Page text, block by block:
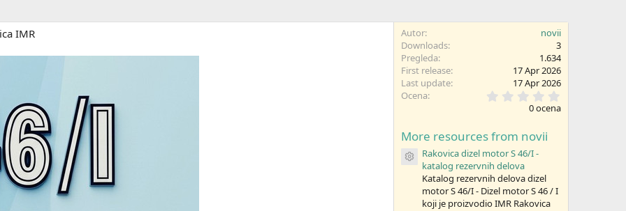
IMR Autor
novii
Downloads
3
Pregleda
1.634
First release
17 Apr 2026
Last update
17 Apr 2026
Ocena
,
0
0 ocena
More resources from novii
Resource icon
Rakovica dizel motor S 46/I -
katalog rezervnih delova
Katalog rezervnih delova dizel
motor S 46/I - Dizel motor S 46 / I
koji je proizvodio IMR Rakovica